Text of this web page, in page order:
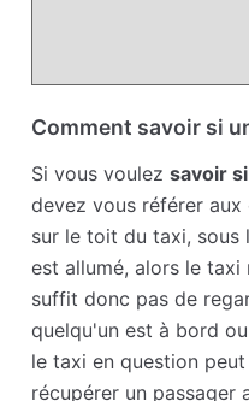
Comment savoir si
Si vous voulezsavoir
devez vous référer aux
sur le toit du taxi, sous
est allumé, alors le
suffit donc pas de
quelqu'un est à bord
le taxi en question
récupérer un passager